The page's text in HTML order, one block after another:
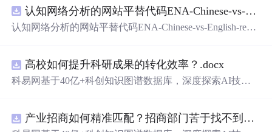
新领域的AI+数智化解决方案，推动科技创新与产业创新
智能化发展。
认知网络分析的网站平替代码ENA-Chinese-vs-English-reproducible.zip
认知网络分析的网站平替代码ENA-Chinese-vs-English-repro
高校如何提升科研成果的转化效率？.docx
科易网基于40亿+科创知识图谱数据库，深度探索AI技术
新领域的AI+数智化解决方案，推动科技创新与产业创新产业招商如何精准匹配？招商部门苦于找不到符合产业链补链强链方向的目标企业怎么办？.docx